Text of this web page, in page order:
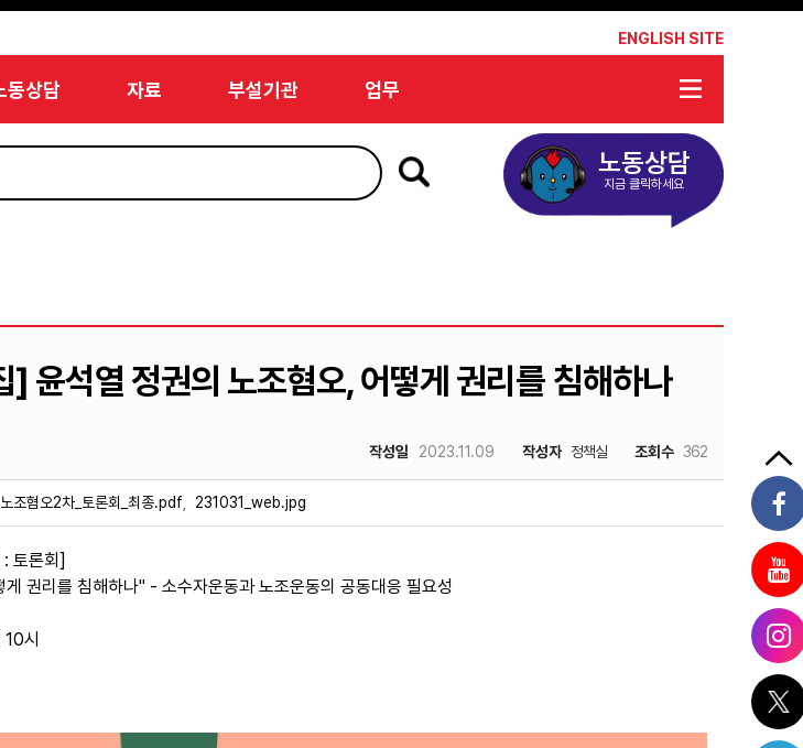
ENGLISH SITE
동상담 자료 부설기관 업무
노동상담
지금 클릭하세요
] 윤석열 정권의 노조혐오, 어떻게 권리를 침해하나
작성일 2023.11.09 작성자 정책실 조회수 362
조혐오2차_토론회_최종.pdf 231031_web.jpg
토론회]
권리를 침해하나" - 소수자운동과 노조운동의 공동대응 필요성
시